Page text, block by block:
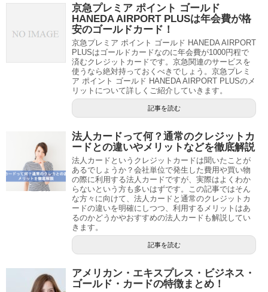
京急プレミア ポイント ゴールド
HANEDA AIRPORT PLUSは年会費が格
安のゴールドカード！
京急プレミア ポイント ゴールド HANEDA AIRPORT
PLUSはゴールドカードなのに年会費が1000円程で
済むクレジットカードです。京急関連のサービスを
使うなら絶対持っておくべきでしょう。京急プレミ
ア ポイント ゴールド HANEDA AIRPORT PLUSのメ
リットについて詳しくご紹介していきます。
記事を読む
法人カードって何？通常のクレジットカ
ードとの違いやメリットなどを徹底解説
法人カードというクレジットカードは聞いたことが
あるでしょうか？会社単位で発生した費用や買い物
の際に利用する法人カードですが、実際はよくわか
らないという方も多いはずです。この記事ではそん
な方々に向けて、法人カードと通常のクレジットカ
ードの違いを明確にしつつ、利用するメリットはあ
るのかどうかやおすすめの法人カードも解説してい
きます。
記事を読む
アメリカン・エキスプレス・ビジネス・
ゴールド・カードの特徴まとめ！